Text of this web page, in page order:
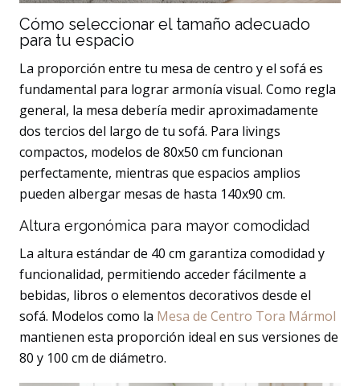
Cómo seleccionar el tamaño adecuado
para tu espacio
La proporción entre tu mesa de centro y el sofá es
fundamental para lograr armonía visual. Como regla
general, la mesa debería medir aproximadamente
dos tercios del largo de tu sofá. Para livings
compactos, modelos de 80x50 cm funcionan
perfectamente, mientras que espacios amplios
pueden albergar mesas de hasta 140x90 cm.
Altura ergonómica para mayor comodidad
La altura estándar de 40 cm garantiza comodidad y
funcionalidad, permitiendo acceder fácilmente a
bebidas, libros o elementos decorativos desde el
sofá. Modelos como la Mesa de Centro Tora Mármol
mantienen esta proporción ideal en sus versiones de
80 y 100 cm de diámetro.